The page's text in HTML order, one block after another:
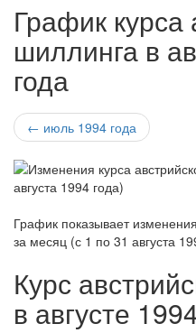
График курса
шиллинга в
года
← июль 1994 года
График показывает
за месяц (с 1 по 31 августа
Курс
в августе